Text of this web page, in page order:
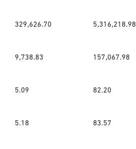
329,626.70 5,316,218.98
9,738.83 157,067.98
5.09 82.20
5.18 83.57